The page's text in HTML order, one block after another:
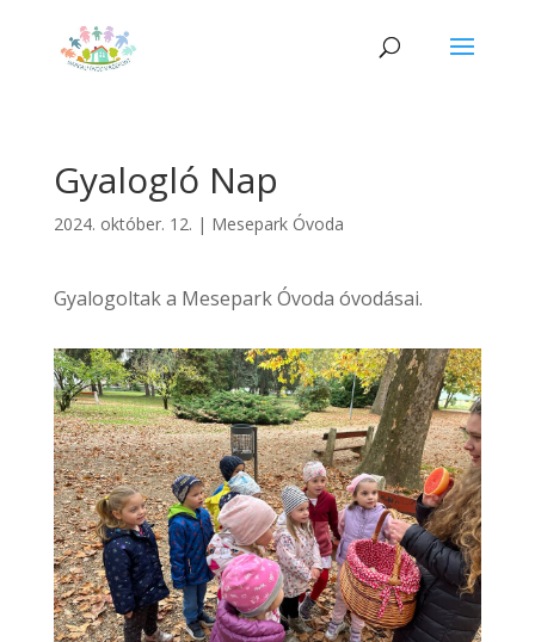
Gyalogló Nap
2024. október. 12. | Mesepark Óvoda
Gyalogoltak a Mesepark Óvoda óvodásai.